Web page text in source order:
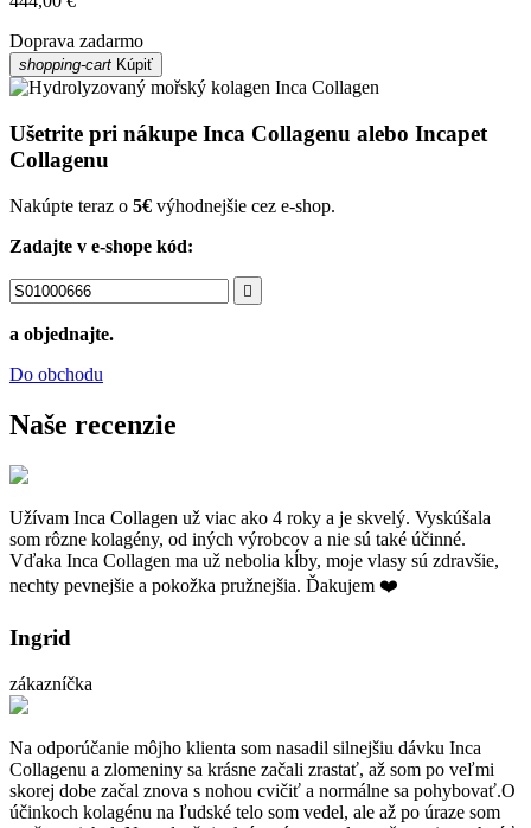
Doprava zadarmo
shopping-cart Kúpiť
Ušetrite pri nákupe Inca Collagenu alebo Incapet
Collagenu
Nakúpte teraz o 5€ výhodnejšie cez e-shop.
Zadajte v e-shope kód:

a objednajte.
Do obchodu
Naše recenzie
Užívam Inca Collagen už viac ako 4 roky a je skvelý. Vyskúšala
som rôzne kolagény, od iných výrobcov a nie sú také účinné.
Vďaka Inca Collagen ma už nebolia kĺby, moje vlasy sú zdravšie,
nechty pevnejšie a pokožka pružnejšia. Ďakujem ❤️
Ingrid
zákazníčka
Na odporúčanie môjho klienta som nasadil silnejšiu dávku Inca
Collagenu a zlomeniny sa krásne začali zrastať, až som po veľmi
skorej dobe začal znova s nohou cvičiť a normálne sa pohybovať.O
účinkoch kolagénu na ľudské telo som vedel, ale až po úraze som